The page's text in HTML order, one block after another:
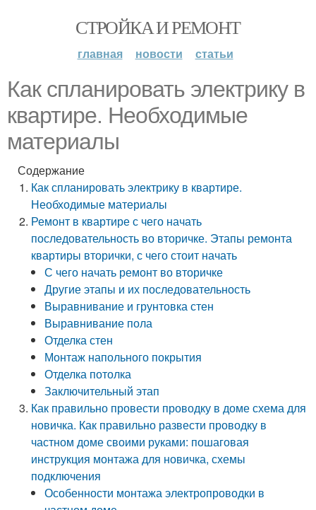
СТРОЙКА И РЕМОНТ
главная новости статьи
Как спланировать электрику в
квартире. Необходимые
материалы
Содержание
Как спланировать электрику в квартире.
Необходимые материалы
Ремонт в квартире с чего начать
последовательность во вторичке. Этапы ремонта
квартиры вторички, с чего стоит начать
С чего начать ремонт во вторичке
Другие этапы и их последовательность
Выравнивание и грунтовка стен
Выравнивание пола
Отделка стен
Монтаж напольного покрытия
Отделка потолка
Заключительный этап
Как правильно провести проводку в доме схема для
новичка. Как правильно развести проводку в
частном доме своими руками: пошаговая
инструкция монтажа для новичка, схемы
подключения
Особенности монтажа электропроводки в